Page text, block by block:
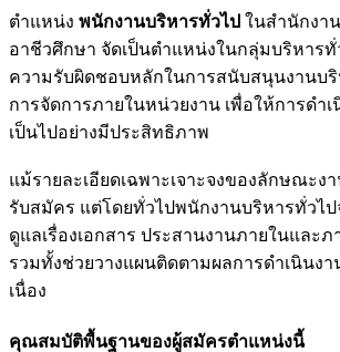
ตำแหน่ง พนักงานบริหารทั่วไป ในสำนักงา
อาชีวศึกษา จัดเป็นตำแหน่งในกลุ่มบริหาร
ความรับผิดชอบหลักในการสนับสนุนงานบ
การจัดการภายในหน่วยงาน เพื่อให้การดำ
เป็นไปอย่างมีประสิทธิภาพ
แม้รายละเอียดเฉพาะเจาะจงของลักษณะง
รับสมัคร แต่โดยทั่วไปพนักงานบริหารทั่วไ
ดูแลเรื่องเอกสาร ประสานงานภายในและ
รวมทั้งช่วยวางแผนติดตามผลการดำเนินงา
เนื่อง
คุณสมบัติพื้นฐานของผู้สมัครตำแหน่งนี้